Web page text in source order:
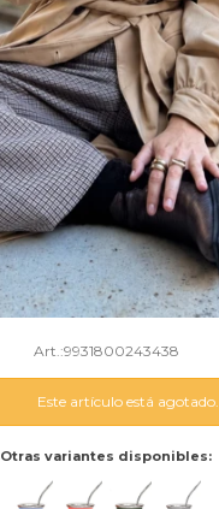
9931800243438
Este artículo está agotado.
Otras variantes disponibles: